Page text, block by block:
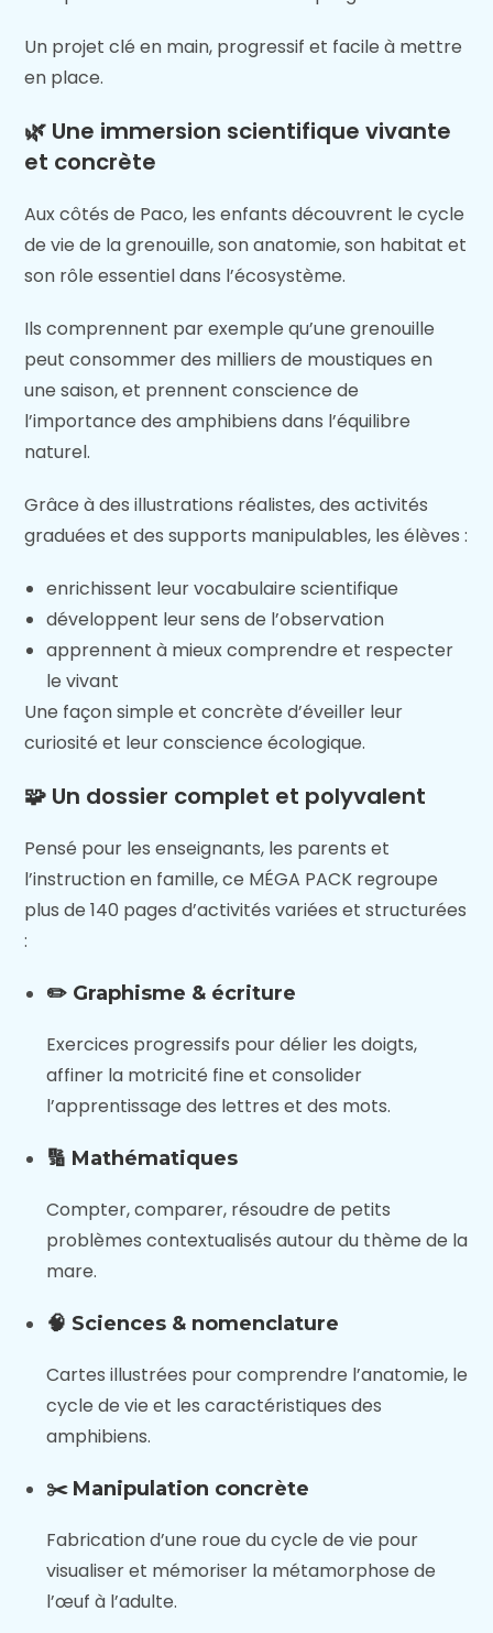
Un projet clé en main, progressif et facile à mettre
en place.
🌿 Une immersion scientifique vivante
et concrète
Aux côtés de Paco, les enfants découvrent le cycle
de vie de la grenouille, son anatomie, son habitat et
son rôle essentiel dans l’écosystème.
Ils comprennent par exemple qu’une grenouille
peut consommer des milliers de moustiques en
une saison, et prennent conscience de
l’importance des amphibiens dans l’équilibre
naturel.
Grâce à des illustrations réalistes, des activités
graduées et des supports manipulables, les élèves :
enrichissent leur vocabulaire scientifique
développent leur sens de l’observation
apprennent à mieux comprendre et respecter
le vivant
Une façon simple et concrète d’éveiller leur
curiosité et leur conscience écologique.
🧩 Un dossier complet et polyvalent
Pensé pour les enseignants, les parents et
l’instruction en famille, ce MÉGA PACK regroupe
plus de 140 pages d’activités variées et structurées
:
✏️ Graphisme & écriture
Exercices progressifs pour délier les doigts,
affiner la motricité fine et consolider
l’apprentissage des lettres et des mots.
🔢 Mathématiques
Compter, comparer, résoudre de petits
problèmes contextualisés autour du thème de la
mare.
🧠 Sciences & nomenclature
Cartes illustrées pour comprendre l’anatomie, le
cycle de vie et les caractéristiques des
amphibiens.
✂️ Manipulation concrète
Fabrication d’une roue du cycle de vie pour
visualiser et mémoriser la métamorphose de
l’œuf à l’adulte.